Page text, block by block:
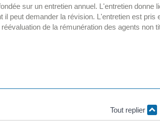
sur un entretien annuel. L'entretien donne
peut demander la révision. L'entretien est pris
de la rémunération des agents non
Tout replier